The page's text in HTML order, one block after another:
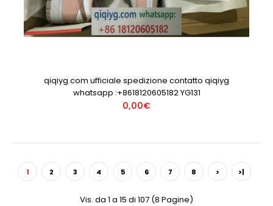
qiqiyg.com ufficiale spedizione contatto qiqiyg
whatsapp :+8618120605182 YG131
0,00€
1 2 3 4 5 6 7 8 > >|
Vis. da 1 a 15 di 107 (8 Pagine)